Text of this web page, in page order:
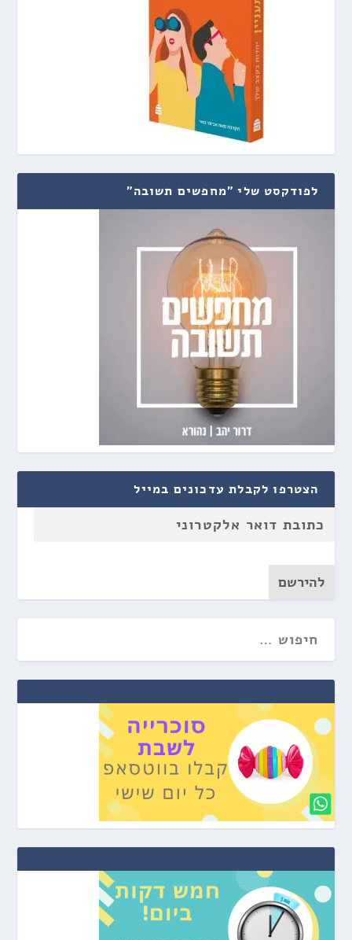
לפודקסט שלי "מחפשים תשובה"
הצטרפו לקבלת עדכונים במייל
להירשם